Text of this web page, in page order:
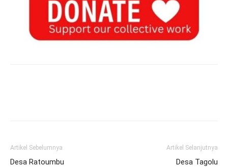
Artikel Sebelumnya
Desa Ratoumbu
Artikel Selanjutnya
Desa Tagolu